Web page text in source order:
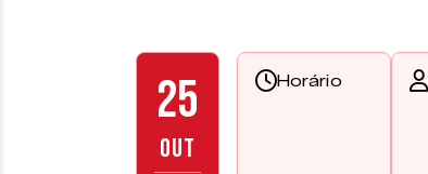
25
OUT
Horário